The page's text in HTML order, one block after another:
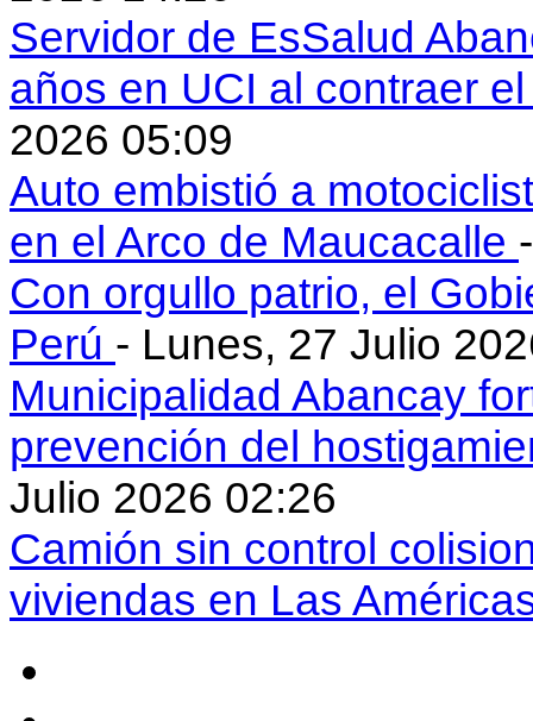
Servidor de EsSalud
años en UCI al contraer
2026 05:09
Auto embistió a
en el Arco de Maucacalle
Con orgullo patrio, el
Perú - Lunes, 27 Julio
Municipalidad Abancay
prevención del
Julio 2026 02:26
Camión sin control
viviendas en Las